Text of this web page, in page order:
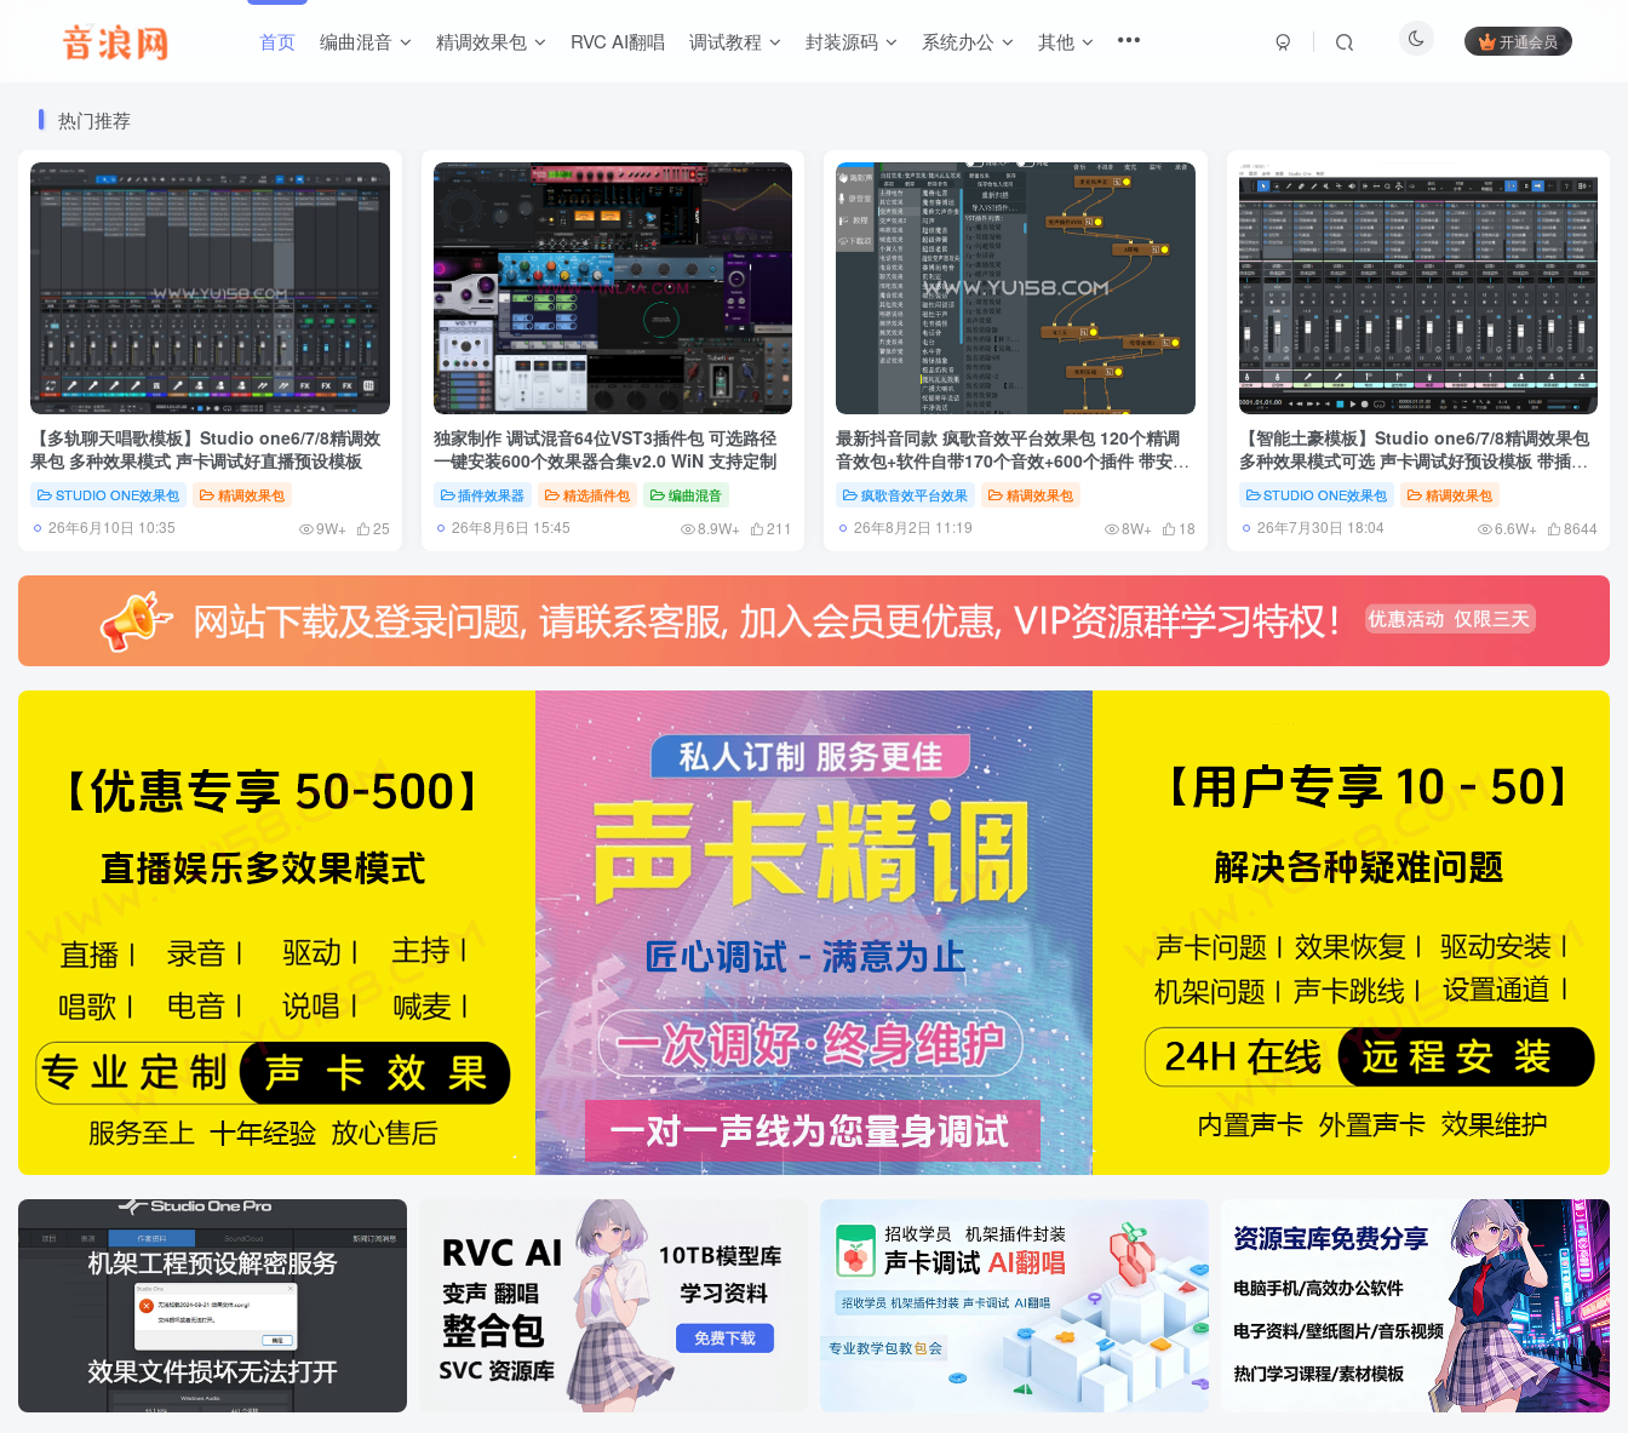
首页 编曲混音 精调效果包 RVC AI翻唱 调试教程 封装源码 系统办公 其他 开通会员
热门推荐
【多轨聊天唱歌模板】Studio one6/7/8精调效
果包 多种效果模式 声卡调试好直播预设模板
STUDIO ONE效果包 精调效果包
26年6月10日 10:35 9W+ 25
独家制作 调试混音64位VST3插件包 可选路径
一键安装600个效果器合集v2.0 WiN 支持定制
插件效果器 精选插件包 编曲混音
26年8月6日 15:45 8.9W+ 211
最新抖音同款 疯歌音效平台效果包 120个精调
音效包+软件自带170个音效+600个插件 带安装
教程全套
疯歌音效平台效果 精调效果包
26年8月2日 11:19 8W+ 18
【智能土豪模板】Studio one6/7/8精调效果包
多种效果模式可选 声卡调试好预设模板 带插件
STUDIO ONE效果包 精调效果包
26年7月30日 18:04 6.6W+ 8644